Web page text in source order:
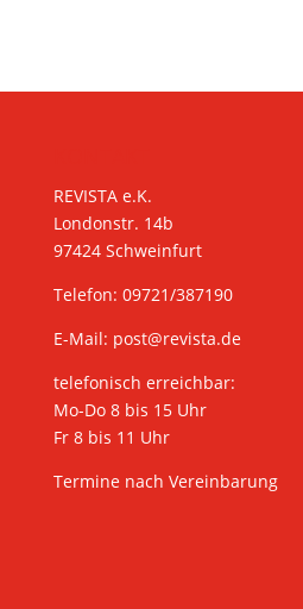
REVISTA e.K.
Londonstr. 14b
97424 Schweinfurt
Telefon: 09721/387190
E-Mail: post@revista.de
telefonisch erreichbar:
Mo-Do 8 bis 15 Uhr
Fr 8 bis 11 Uhr
Termine nach Vereinbarung